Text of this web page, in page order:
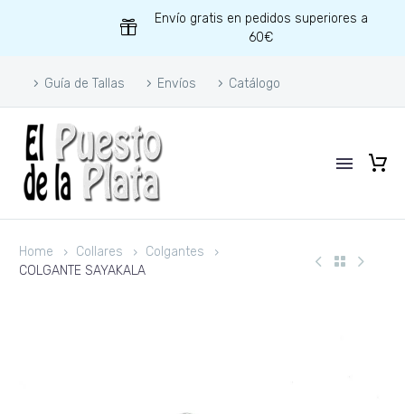
Envío gratis en pedidos superiores a
60€
Guía de Tallas Envíos Catálogo
Home Collares
Colgantes
COLGANTE SAYAKALA